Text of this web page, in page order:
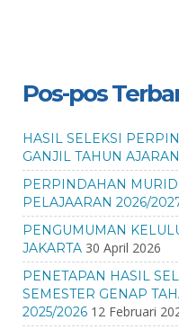
Pos-pos
HASIL SELEKSI
GANJIL TAHUN
PERPINDAHAN
PELAJAARAN 2026/
PENGUMUMAN
JAKARTA 30 April 2026
PENETAPAN HASIL
SEMESTER GENAP
2025/2026 12 Februari